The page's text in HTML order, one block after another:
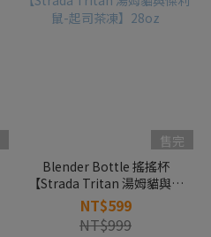
售完
Blender Bottle 搖搖杯
【Strada Tritan 湯姆貓與傑
利鼠-起司茶凍】28oz
NT$599
NT$999